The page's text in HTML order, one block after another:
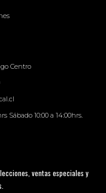
Centro
Sábado 10:00 a 14:00hrs.
ventas especiales y